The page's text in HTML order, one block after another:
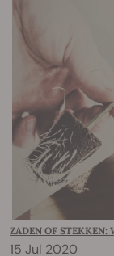
ZADEN OF STEKKEN:
15 Jul 2020